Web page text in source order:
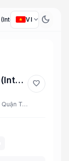
Thực tập sinh, Cộng tác viên (Intern, Collaborator)
VI expand_more dark_mode
Thực tập sinh, Cộng tác viên (Intern, Collaborator)
229 Đường Tân Hương, Phường Phú Thọ Hoà, Quận Tân Phú, TP.HCM
favorite